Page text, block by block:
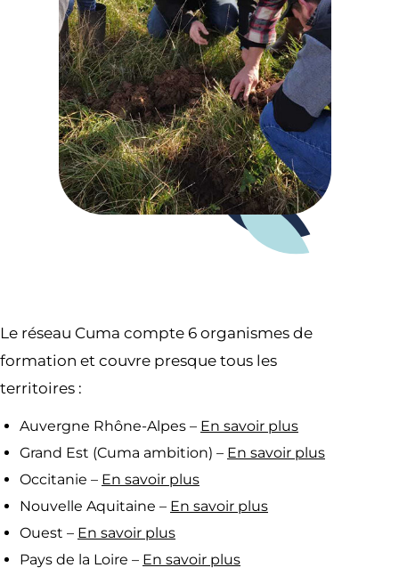
Le réseau Cuma compte 6 organismes de
formation et couvre presque tous les
territoires :
Auvergne Rhône-Alpes – En savoir plus
Grand Est (Cuma ambition) – En savoir plus
Occitanie – En savoir plus
Nouvelle Aquitaine – En savoir plus
Ouest – En savoir plus
Pays de la Loire – En savoir plus